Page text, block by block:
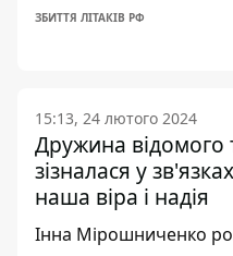
ЗБИТТЯ ЛІТАКІВ РФ
15:13, 24 лютого 2024
Дружина відомого
зізналася у
наша віра і надія
Інна Мірошниченко